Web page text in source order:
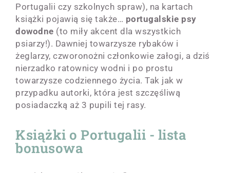
Portugalii czy szkolnych spraw), na kartach
książki pojawią się także… portugalskie psy
dowodne (to miły akcent dla wszystkich
psiarzy!). Dawniej towarzysze rybaków i
żeglarzy, czworonożni członkowie załogi, a dziś
nierzadko ratownicy wodni i po prostu
towarzysze codziennego życia. Tak jak w
przypadku autorki, która jest szczęśliwą
posiadaczką aż 3 pupili tej rasy.
Książki o Portugalii - lista
bonusowa